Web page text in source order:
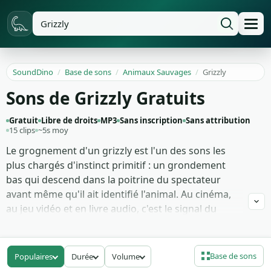
SoundDino / Base de sons / Animaux Sauvages / Grizzly
Sons de Grizzly Gratuits
Gratuit Libre de droits MP3 Sans inscription Sans attribution
15 clips ~5s moy
Le grognement d'un grizzly est l'un des sons les
plus chargés d'instinct primitif : un grondement
bas qui descend dans la poitrine du spectateur
avant même qu'il ait identifié l'animal. Au cinéma,
au jeu vidéo et en livre audio, c'est le signal du
ce son sait qu'il a déjà perdu l'avantage.
Tu as ici 15 prises de grizzly : grognements graves,
Populaires Durée Volume Base de sons